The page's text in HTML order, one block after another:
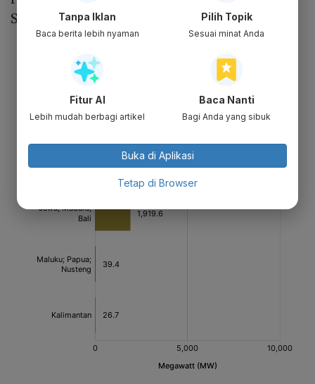
Sumatera hingga Papua.
Tanpa Iklan
Baca berita lebih nyaman
Pilih Topik
Sesuai minat Anda
Fitur AI
Lebih mudah berbagi artikel
Baca Nanti
Bagi Anda yang sibuk
Buka di Aplikasi
Tetap di Browser